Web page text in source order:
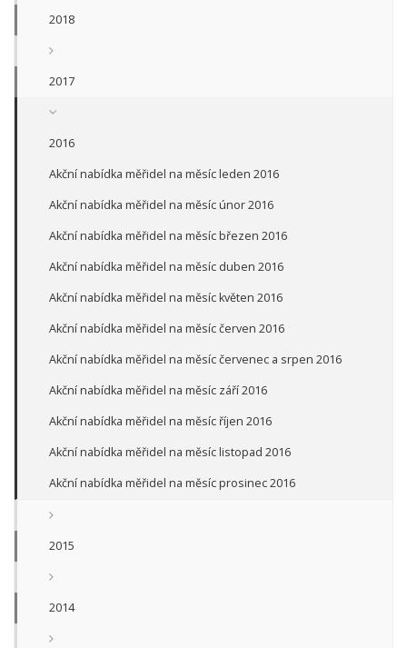
2018
2017
2016
Akční nabídka měřidel na měsíc leden 2016
Akční nabídka měřidel na měsíc únor 2016
Akční nabídka měřidel na měsíc březen 2016
Akční nabídka měřidel na měsíc duben 2016
Akční nabídka měřidel na měsíc květen 2016
Akční nabídka měřidel na měsíc červen 2016
Akční nabídka měřidel na měsíc červenec a srpen 2016
Akční nabídka měřidel na měsíc září 2016
Akční nabídka měřidel na měsíc říjen 2016
Akční nabídka měřidel na měsíc listopad 2016
Akční nabídka měřidel na měsíc prosinec 2016
2015
2014